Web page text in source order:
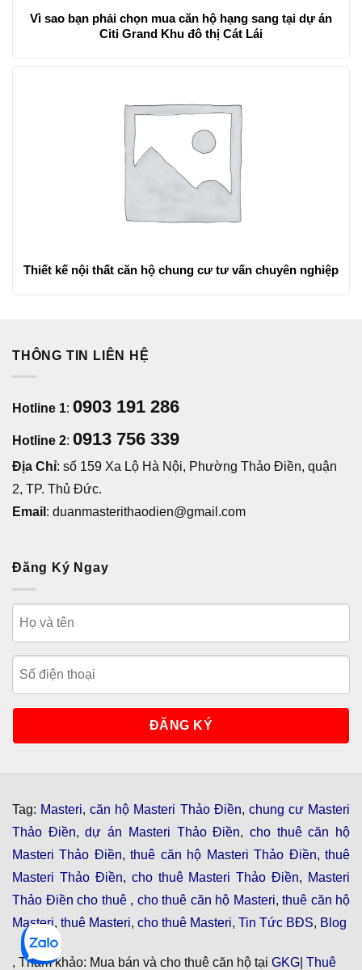
Vì sao bạn phải chọn mua căn hộ hạng sang tại dự án
Citi Grand Khu đô thị Cát Lái
Thiết kế nội thất căn hộ chung cư tư vấn chuyên nghiệp
THÔNG TIN LIÊN HỆ
Hotline 1: 0903 191 286
Hotline 2: 0913 756 339
Địa Chỉ: số 159 Xa Lộ Hà Nội, Phường Thảo Điền, quận
2, TP. Thủ Đức.
Email : duanmasterithaodien@gmail.com
Đăng Ký Ngay
Tag: Masteri,căn hộ Masteri Thảo Điền, chung cư Masteri
Thảo Điền,dự án Masteri Thảo Điền, cho thuê căn hộ
Masteri Thảo Điền,thuê căn hộ Masteri Thảo Điền,thuê
Masteri Thảo Điền, cho thuê Masteri Thảo Điền, Masteri
Thảo Điền cho thuê , cho thuê căn hộ Masteri, thuê căn hộ
Masteri, thuê Masteri, cho thuê Masteri, Tin Tức BĐS, Blog
, Tham khảo: Mua bán và cho thuê căn hộ tại GKG Thuê